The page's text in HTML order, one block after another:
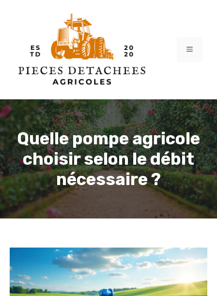
MENU
Quelle pompe agricole
choisir selon le débit
nécessaire ?